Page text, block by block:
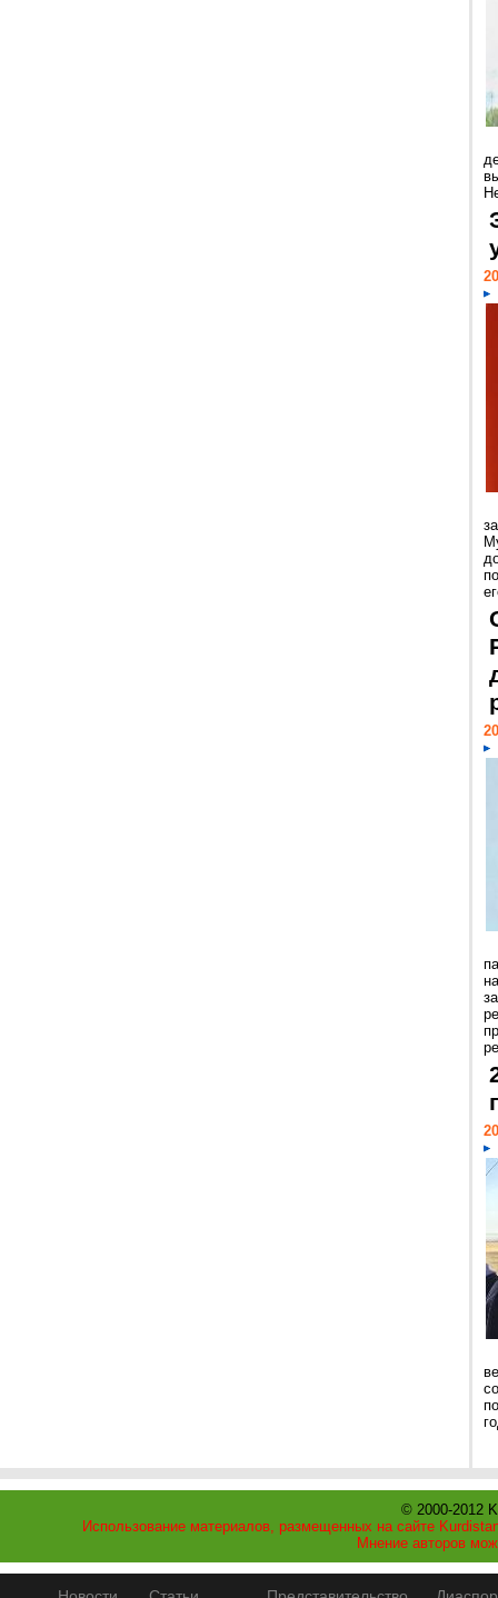
© 2000-2012
Использование материалов, размещенных на сайте
Мнение авторов